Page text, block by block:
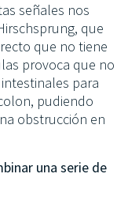
señales nos
que
que no tiene
provoca que no
para
pudiendo
obstrucción en
una serie de